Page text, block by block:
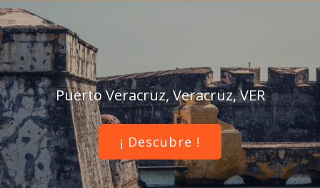
Puerto Veracruz, Veracruz, VER
¡ Descubre !